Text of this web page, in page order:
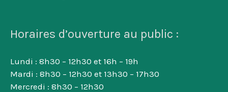
Horaires d’ouverture au public :
Lundi : 8h30 – 12h30 et 16h – 19h
Mardi : 8h30 – 12h30 et 13h30 – 17h30
Mercredi : 8h30 – 12h30